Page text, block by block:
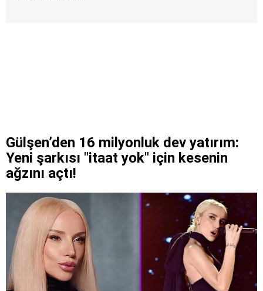
Gülşen’den 16 milyonluk dev yatırım:
Yeni şarkısı "itaat yok" için kesenin
ağzını açtı!